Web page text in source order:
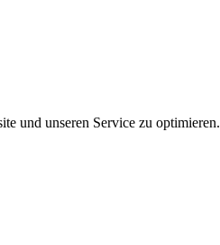
und unseren Service zu optimieren.